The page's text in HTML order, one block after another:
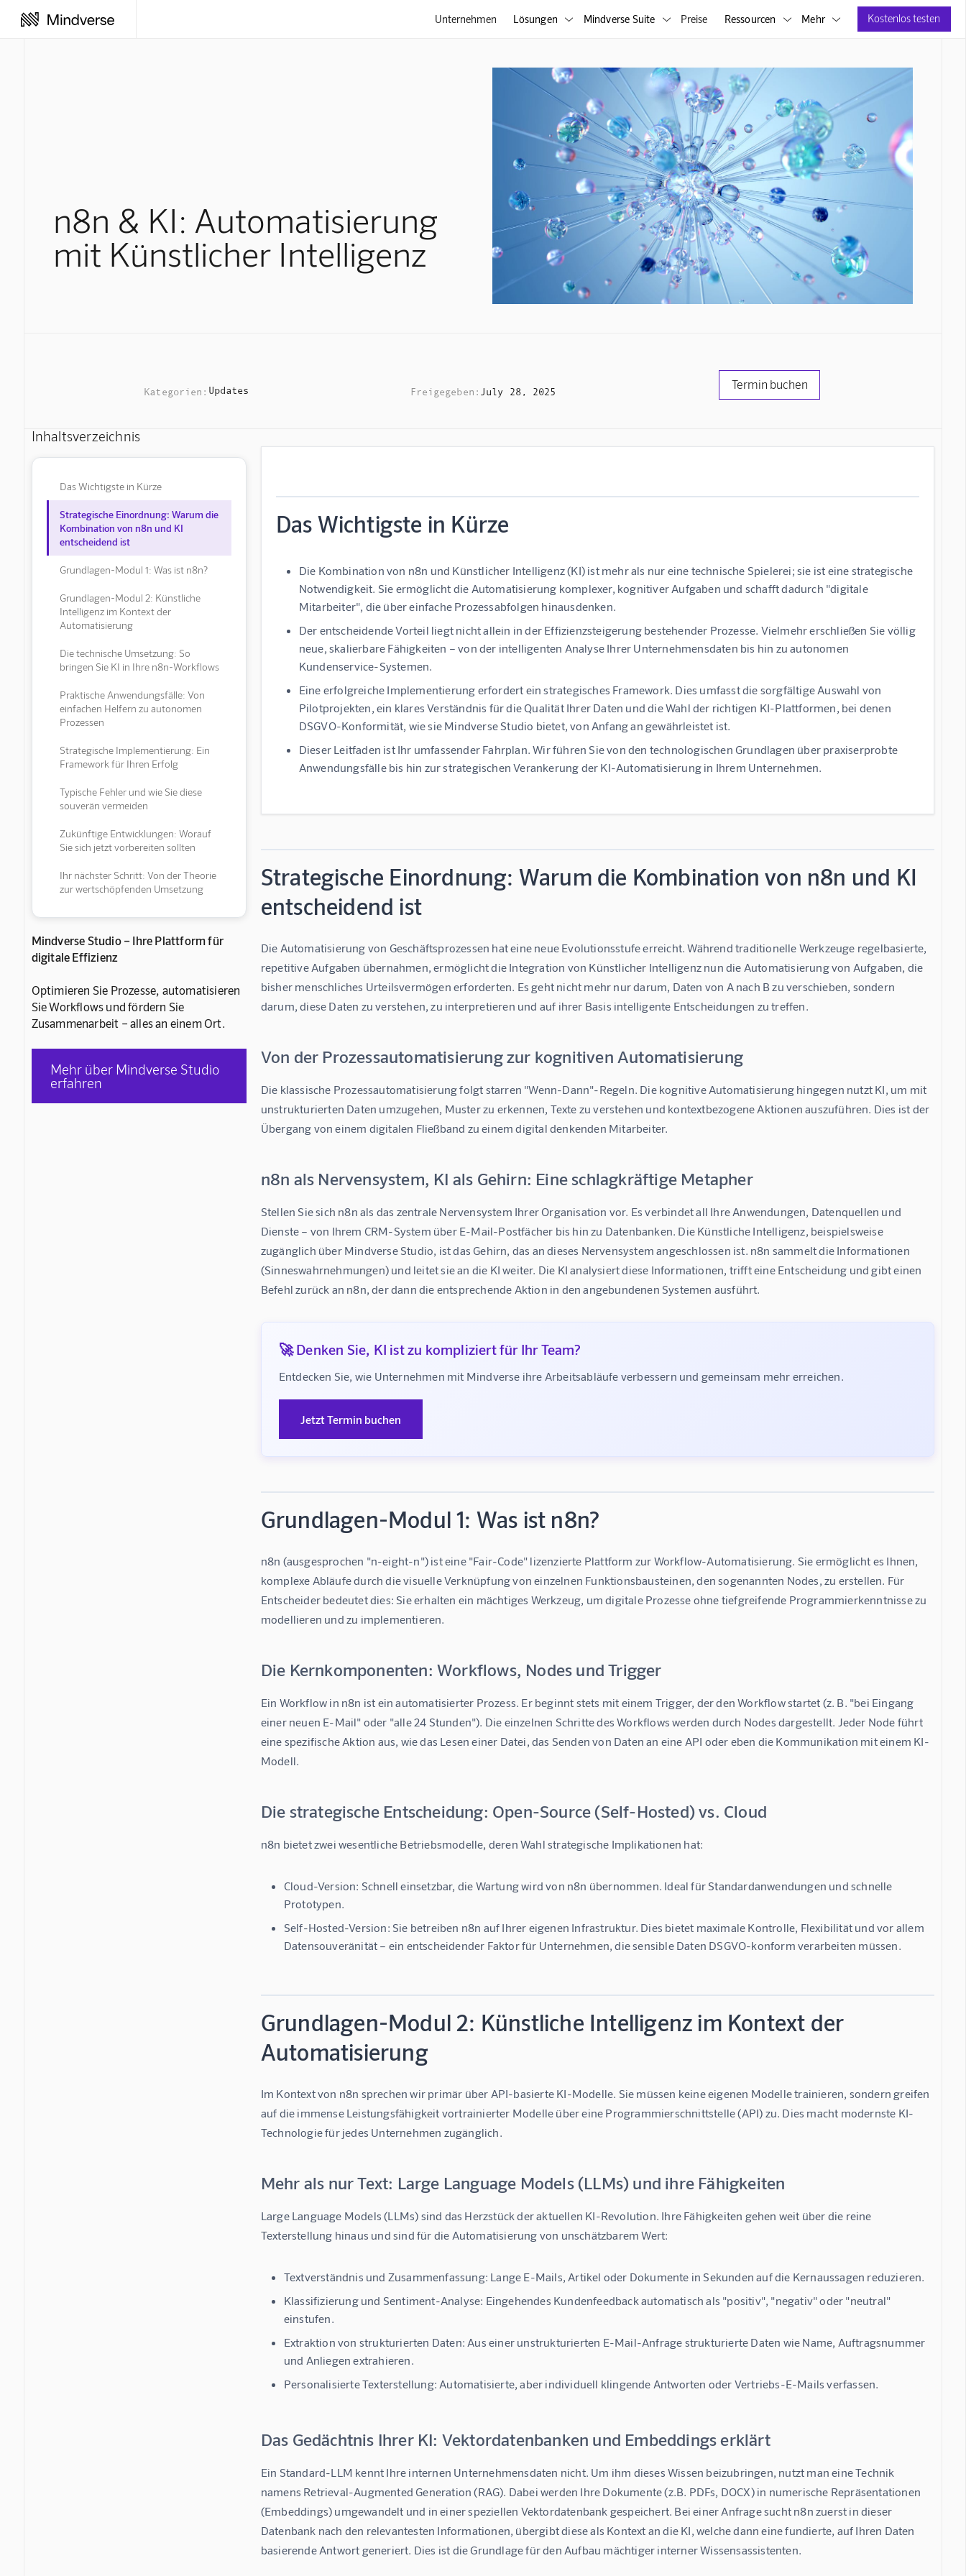
Unternehmen Lösungen  Mindverse Suite  Preise Ressourcen  Mehr  Kostenlos testen
n8n & KI: Automatisierung
mit Künstlicher Intelligenz
Kategorien: Updates Freigegeben: July 28, 2025
Termin buchen
Inhaltsverzeichnis
Das Wichtigste in Kürze
Strategische Einordnung: Warum die
Kombination von n8n und KI
entscheidend ist
Grundlagen-Modul 1: Was ist n8n?
Grundlagen-Modul 2: Künstliche
Intelligenz im Kontext der
Automatisierung
Die technische Umsetzung: So
bringen Sie KI in Ihre n8n-Workflows
Praktische Anwendungsfälle: Von
einfachen Helfern zu autonomen
Prozessen
Strategische Implementierung: Ein
Framework für Ihren Erfolg
Typische Fehler und wie Sie diese
souverän vermeiden
Zukünftige Entwicklungen: Worauf
Sie sich jetzt vorbereiten sollten
Ihr nächster Schritt: Von der Theorie
zur wertschöpfenden Umsetzung
Mindverse Studio – Ihre Plattform für
digitale Effizienz
Optimieren Sie Prozesse, automatisieren
Sie Workflows und fördern Sie
Zusammenarbeit – alles an einem Ort.
Mehr über Mindverse Studio
erfahren
Das Wichtigste in Kürze
Die Kombination von n8n und Künstlicher Intelligenz (KI) ist mehr als nur eine technische Spielerei; sie ist eine strategische
Notwendigkeit. Sie ermöglicht die Automatisierung komplexer, kognitiver Aufgaben und schafft dadurch "digitale
Mitarbeiter", die über einfache Prozessabfolgen hinausdenken.
Der entscheidende Vorteil liegt nicht allein in der Effizienzsteigerung bestehender Prozesse. Vielmehr erschließen Sie völlig
neue, skalierbare Fähigkeiten – von der intelligenten Analyse Ihrer Unternehmensdaten bis hin zu autonomen
Kundenservice-Systemen.
Eine erfolgreiche Implementierung erfordert ein strategisches Framework. Dies umfasst die sorgfältige Auswahl von
Pilotprojekten, ein klares Verständnis für die Qualität Ihrer Daten und die Wahl der richtigen KI-Plattformen, bei denen
DSGVO-Konformität, wie sie Mindverse Studio bietet, von Anfang an gewährleistet ist.
Dieser Leitfaden ist Ihr umfassender Fahrplan. Wir führen Sie von den technologischen Grundlagen über praxiserprobte
Anwendungsfälle bis hin zur strategischen Verankerung der KI-Automatisierung in Ihrem Unternehmen.
Strategische Einordnung: Warum die Kombination von n8n und KI
entscheidend ist
Die Automatisierung von Geschäftsprozessen hat eine neue Evolutionsstufe erreicht. Während traditionelle Werkzeuge regelbasierte,
repetitive Aufgaben übernahmen, ermöglicht die Integration von Künstlicher Intelligenz nun die Automatisierung von Aufgaben, die
bisher menschliches Urteilsvermögen erforderten. Es geht nicht mehr nur darum, Daten von A nach B zu verschieben, sondern
darum, diese Daten zu verstehen, zu interpretieren und auf ihrer Basis intelligente Entscheidungen zu treffen.
Von der Prozessautomatisierung zur kognitiven Automatisierung
Die klassische Prozessautomatisierung folgt starren "Wenn-Dann"-Regeln. Die kognitive Automatisierung hingegen nutzt KI, um mit
unstrukturierten Daten umzugehen, Muster zu erkennen, Texte zu verstehen und kontextbezogene Aktionen auszuführen. Dies ist der
Übergang von einem digitalen Fließband zu einem digital denkenden Mitarbeiter.
n8n als Nervensystem, KI als Gehirn: Eine schlagkräftige Metapher
Stellen Sie sich n8n als das zentrale Nervensystem Ihrer Organisation vor. Es verbindet all Ihre Anwendungen, Datenquellen und
Dienste – von Ihrem CRM-System über E-Mail-Postfächer bis hin zu Datenbanken. Die Künstliche Intelligenz, beispielsweise
zugänglich über Mindverse Studio, ist das Gehirn, das an dieses Nervensystem angeschlossen ist. n8n sammelt die Informationen
(Sinneswahrnehmungen) und leitet sie an die KI weiter. Die KI analysiert diese Informationen, trifft eine Entscheidung und gibt einen
Befehl zurück an n8n, der dann die entsprechende Aktion in den angebundenen Systemen ausführt.
🚀 Denken Sie, KI ist zu kompliziert für Ihr Team?
Entdecken Sie, wie Unternehmen mit Mindverse ihre Arbeitsabläufe verbessern und gemeinsam mehr erreichen.
Jetzt Termin buchen
Grundlagen-Modul 1: Was ist n8n?
n8n (ausgesprochen "n-eight-n") ist eine "Fair-Code" lizenzierte Plattform zur Workflow-Automatisierung. Sie ermöglicht es Ihnen,
komplexe Abläufe durch die visuelle Verknüpfung von einzelnen Funktionsbausteinen, den sogenannten Nodes, zu erstellen. Für
Entscheider bedeutet dies: Sie erhalten ein mächtiges Werkzeug, um digitale Prozesse ohne tiefgreifende Programmierkenntnisse zu
modellieren und zu implementieren.
Die Kernkomponenten: Workflows, Nodes und Trigger
Ein Workflow in n8n ist ein automatisierter Prozess. Er beginnt stets mit einem Trigger, der den Workflow startet (z. B. "bei Eingang
einer neuen E-Mail" oder "alle 24 Stunden"). Die einzelnen Schritte des Workflows werden durch Nodes dargestellt. Jeder Node führt
eine spezifische Aktion aus, wie das Lesen einer Datei, das Senden von Daten an eine API oder eben die Kommunikation mit einem KI-
Modell.
Die strategische Entscheidung: Open-Source (Self-Hosted) vs. Cloud
n8n bietet zwei wesentliche Betriebsmodelle, deren Wahl strategische Implikationen hat:
Cloud-Version: Schnell einsetzbar, die Wartung wird von n8n übernommen. Ideal für Standardanwendungen und schnelle
Prototypen.
Self-Hosted-Version: Sie betreiben n8n auf Ihrer eigenen Infrastruktur. Dies bietet maximale Kontrolle, Flexibilität und vor allem
Datensouveränität – ein entscheidender Faktor für Unternehmen, die sensible Daten DSGVO-konform verarbeiten müssen.
Grundlagen-Modul 2: Künstliche Intelligenz im Kontext der
Automatisierung
Im Kontext von n8n sprechen wir primär über API-basierte KI-Modelle. Sie müssen keine eigenen Modelle trainieren, sondern greifen
auf die immense Leistungsfähigkeit vortrainierter Modelle über eine Programmierschnittstelle (API) zu. Dies macht modernste KI-
Technologie für jedes Unternehmen zugänglich.
Mehr als nur Text: Large Language Models (LLMs) und ihre Fähigkeiten
Large Language Models (LLMs) sind das Herzstück der aktuellen KI-Revolution. Ihre Fähigkeiten gehen weit über die reine
Texterstellung hinaus und sind für die Automatisierung von unschätzbarem Wert:
Textverständnis und Zusammenfassung: Lange E-Mails, Artikel oder Dokumente in Sekunden auf die Kernaussagen reduzieren.
Klassifizierung und Sentiment-Analyse: Eingehendes Kundenfeedback automatisch als "positiv", "negativ" oder "neutral"
einstufen.
Extraktion von strukturierten Daten: Aus einer unstrukturierten E-Mail-Anfrage strukturierte Daten wie Name, Auftragsnummer
und Anliegen extrahieren.
Personalisierte Texterstellung: Automatisierte, aber individuell klingende Antworten oder Vertriebs-E-Mails verfassen.
Das Gedächtnis Ihrer KI: Vektordatenbanken und Embeddings erklärt
Ein Standard-LLM kennt Ihre internen Unternehmensdaten nicht. Um ihm dieses Wissen beizubringen, nutzt man eine Technik
namens Retrieval-Augmented Generation (RAG). Dabei werden Ihre Dokumente (z.B. PDFs, DOCX) in numerische Repräsentationen
(Embeddings) umgewandelt und in einer speziellen Vektordatenbank gespeichert. Bei einer Anfrage sucht n8n zuerst in dieser
Datenbank nach den relevantesten Informationen, übergibt diese als Kontext an die KI, welche dann eine fundierte, auf Ihren Daten
basierende Antwort generiert. Dies ist die Grundlage für den Aufbau mächtiger interner Wissensassistenten.